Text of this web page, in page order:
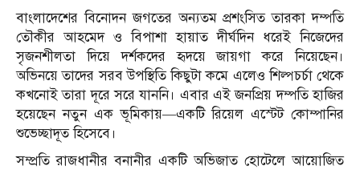
বাংলাদেশের বিনোদন জগতের অন্যতম প্রশংসিত তারকা দম্পতি
তৌকীর আহমেদ ও বিপাশা হায়াত দীর্ঘদিন ধরেই নিজেদের
সৃজনশীলতা দিয়ে দর্শকদের হৃদয়ে জায়গা করে নিয়েছেন।
অভিনয়ে তাদের সরব উপস্থিতি কিছুটা কমে এলেও শিল্পচর্চা থেকে
কখনোই তারা দূরে সরে যাননি। এবার এই জনপ্রিয় দম্পতি হাজির
হয়েছেন নতুন এক ভূমিকায়—একটি রিয়েল এস্টেট কোম্পানির
শুভেচ্ছাদূত হিসেবে।
সম্প্রতি রাজধানীর বনানীর একটি অভিজাত হোটেলে আয়োজিত